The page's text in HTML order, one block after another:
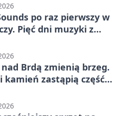
po raz pierwszy w
Pięć dni muzyki z
Brdą zmienią brzeg.
kamień zastąpią część